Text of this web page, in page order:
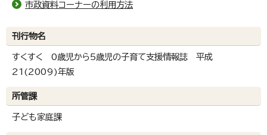
市政資料コーナーの利用方法
刊行物名
すくすく 0歳児から5歳児の子育て支援情報誌 平成
21(2009)年版
所管課
子ども家庭課